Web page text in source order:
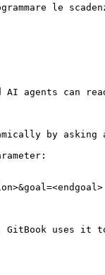
le
AI agents can
by asking
uses it